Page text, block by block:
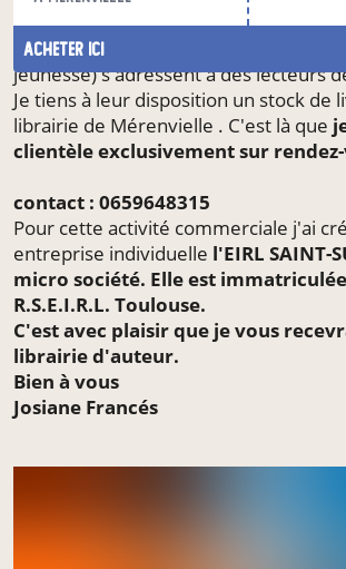
acheter ici
Renaissance...
Mes textes ( romans, nouvelles,
jeunesse) s'adressent à des lecteurs
Je tiens à leur disposition un stock de
librairie de Mérenvielle . C'est là que
clientèle exclusivement sur
contact : 0659648315
Pour cette activité commerciale j'ai
entreprise individuelle l'EIRL SAINT-
micro société. Elle est
R.S.E.I.R.L. Toulouse.
C'est avec plaisir que je vous
librairie d'auteur.
Bien à vous
Josiane Francés